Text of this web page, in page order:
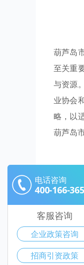
葫芦岛
至关重
与资源
业协会
略，以
葫芦岛
在葫芦
于优
动，及
目申报
通过这
电话咨询
400-166-
客服咨询
企业政策咨询
招商引资政策